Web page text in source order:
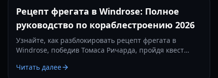
Рецепт фрегата в Windrose: Полное
руководство по кораблестроению 2026
Узнайте, как разблокировать рецепт фрегата в
Windrose, победив Томаса Ричарда, пройдя квест
изготовив железные слитки.
Читать далее